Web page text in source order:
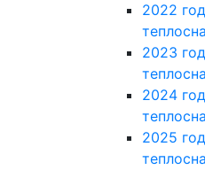
2022
2023
2024
2025